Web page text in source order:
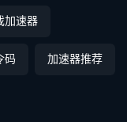
加速器
码 加速器推荐